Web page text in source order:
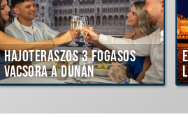
Hajóteraszos 3 fogásos
vacsora a Dunán